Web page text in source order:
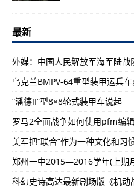
最新
乌克兰BMPV-64重型装甲运兵
“潘德II”型8×8轮式装甲车说起
罗马2全面战争如何使用pfm编
美军把“联合”作为一种文化和习
郑州一中2015—2016学年(上期
科幻史诗高达最新剧场版《机